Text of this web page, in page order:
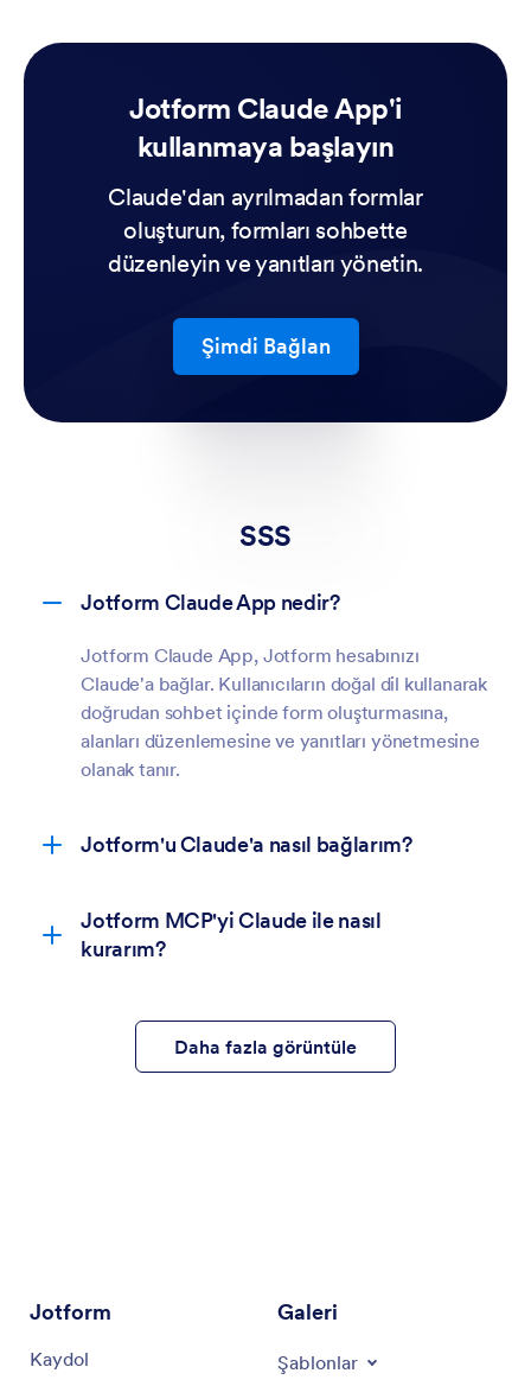
Jotform Claude App'i
kullanmaya başlayın
Claude'dan ayrılmadan formlar
oluşturun, formları sohbette
düzenleyin ve yanıtları yönetin.
Şimdi Bağlan
SSS
Jotform Claude App nedir?
Jotform Claude App, Jotform hesabınızı
Claude'a bağlar. Kullanıcıların doğal dil kullanarak
doğrudan sohbet içinde form oluşturmasına,
alanları düzenlemesine ve yanıtları yönetmesine
olanak tanır.
Jotform'u Claude'a nasıl bağlarım?
Jotform MCP'yi Claude ile nasıl
kurarım?
Daha fazla görüntüle
Jotform
Kaydol
Galeri
Şablonlar